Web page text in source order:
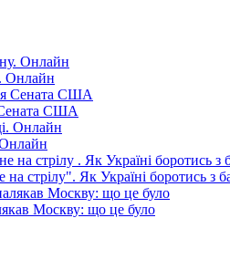
Онлайн
Сената США
стрілу". Як Україні боротись з
Москву: що це було